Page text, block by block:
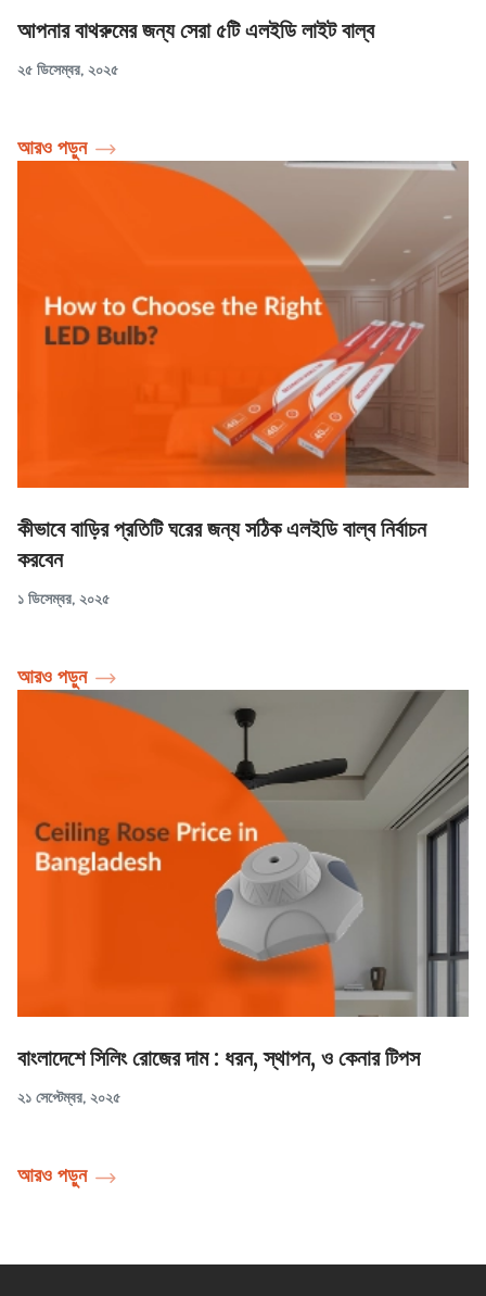
আপনার বাথরুমের জন্য সেরা ৫টি এলইডি লাইট বাল্ব
২৫ ডিসেম্বর, ২০২৫
আরও পড়ুন
কীভাবে বাড়ির প্রতিটি ঘরের জন্য সঠিক এলইডি বাল্ব নির্বাচন
করবেন
১ ডিসেম্বর, ২০২৫
আরও পড়ুন
বাংলাদেশে সিলিং রোজের দাম : ধরন, স্থাপন, ও কেনার টিপস
২১ সেপ্টেম্বর, ২০২৫
আরও পড়ুন